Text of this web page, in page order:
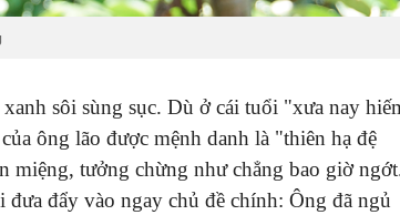
sôi sùng sục. Dù ở cái tuổi "xưa nay
ông lão được mệnh danh là "thiên hạ đệ
tưởng chừng như chẳng bao giờ
đưa đẩy vào ngay chủ đề chính: Ông đã ngủ